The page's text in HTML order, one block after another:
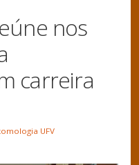
nos
carreira
UFV